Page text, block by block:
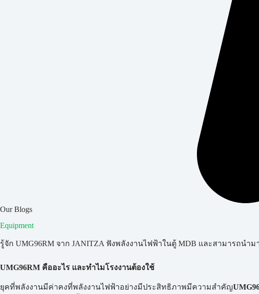
Our Blogs
Equipment
รู้จัก UMG96RM จาก JANITZA ฟังพลังงานไฟฟ้าในตู้ MDB และสามารถนำ
UMG96RM คืออะไร และทำไมโรงงานต้องใช้
ยุคที่พลังงานมีค่าคงที่พลังงานไฟฟ้าอย่างมีประสิทธิภาพมีความสำคัญ